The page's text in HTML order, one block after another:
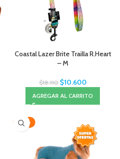
Coastal Lazer Brite Trailla R.Heart
– M
$18.110 $10.600
AGREGAR AL CARRITO
-50%